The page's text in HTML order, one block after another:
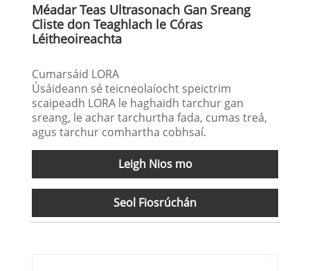
Méadar Teas Ultrasonach Gan Sreang
Cliste don Teaghlach le Córas
Léitheoireachta
Cumarsáid LORA
Úsáideann sé teicneolaíocht speictrim
scaipeadh LORA le haghaidh tarchur gan
sreang, le achar tarchurtha fada, cumas treá,
agus tarchur comhartha cobhsaí.
Leigh Nios mo
Seol Fiosrúchán